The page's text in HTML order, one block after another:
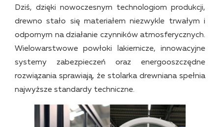
Dziś, dzięki nowoczesnym technologiom produkcji,
drewno stało się materiałem niezwykle trwałym i
odpornym na działanie czynników atmosferycznych.
Wielowarstwowe powłoki lakiernicze, innowacyjne
systemy zabezpieczeń oraz energooszczędne
rozwiązania sprawiają, że stolarka drewniana spełnia
najwyższe standardy techniczne.